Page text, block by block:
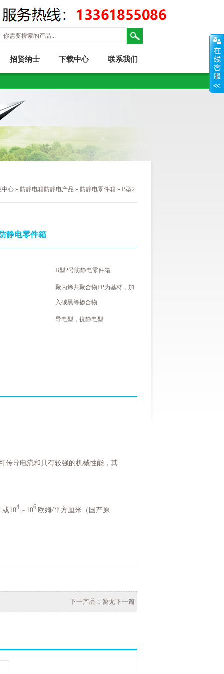
联系我们
下载中心
招贤纳士
中心» 防静电箱防静电产品 » 防静电零件箱 » B型2
静电零件箱
B型2号防静电零件箱
聚丙烯共聚合物PP为基材，加
入碳黑等掺合物
导电型，抗静电型
传导电流和具有较强的机械性能，其
或104～106 欧姆/平方厘米（国产原
下一产品：暂无下一篇